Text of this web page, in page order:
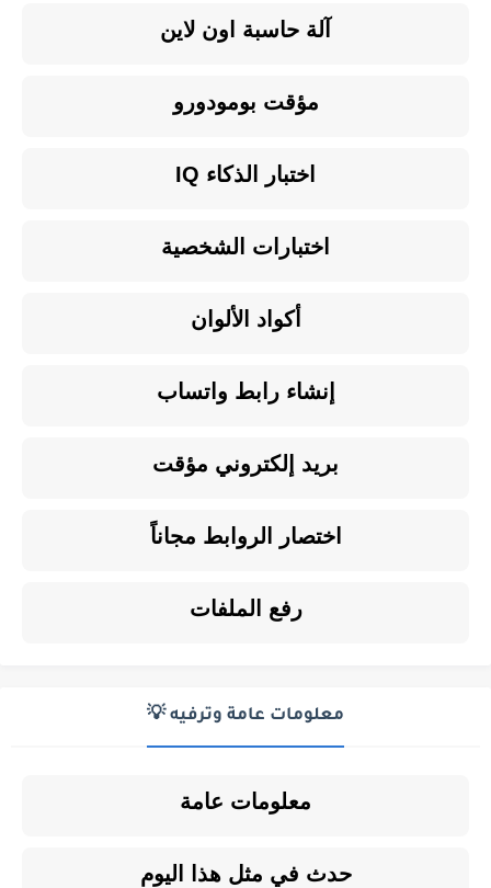
آلة حاسبة اون لاين
مؤقت بومودورو
اختبار الذكاء IQ
اختبارات الشخصية
أكواد الألوان
إنشاء رابط واتساب
بريد إلكتروني مؤقت
اختصار الروابط مجاناً
رفع الملفات
معلومات عامة وترفيه 💡
معلومات عامة
حدث في مثل هذا اليوم